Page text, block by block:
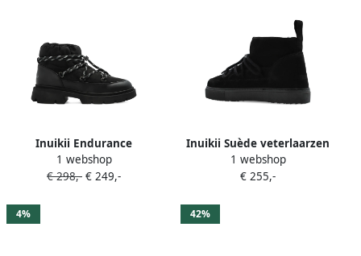
Inuikii Endurance
veterlaarzen Zwart
1 webshop
€ 298,- € 249,-
Inuikii Suède veterlaarzen
Zwart
1 webshop
€ 255,-
4% 42%